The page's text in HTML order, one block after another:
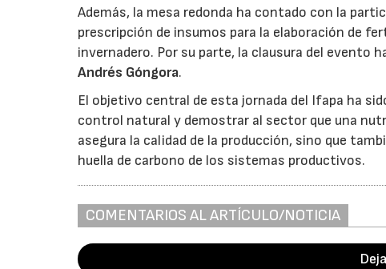
Además, la mesa redonda ha contado con la
prescripción de insumos para la elaboración de
invernadero. Por su parte, la clausura del evento
Andrés Góngora.
El objetivo central de esta jornada del Ifapa ha
control natural y demostrar al sector que una
asegura la calidad de la producción, sino que
huella de carbono de los sistemas productivos.
COMENTARIOS AL ARTÍCULO/NOTICIA